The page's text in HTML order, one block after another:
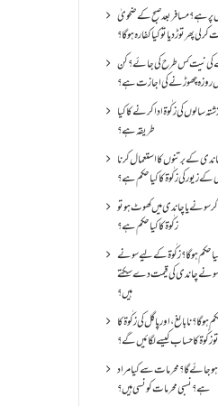
ہے؟ مسافر بعد صبح کے ضحویٰ
توڑ دیا تو کیا کفارہ ہو گا؟
نیت کس طرح کی جائے؟ کن
روزہ چھوڑنے کی اجازت ہے؟
سالوں کی زکٰوۃ ادا کرنے کا کیا
طریقہ ہے؟
کے برتنوں کا استعمال کرنا
کے زیور کی زکٰوۃ کا کیا حکم ہے؟
سونے یا چاندی میں کھوٹ ہو تو
زکٰوۃ کا کیا حکم ہے؟
حکم ہو گا؟ زکٰوۃ کے لیے سونے
سونے چاندی کی قیمت دے سکتے
ہیں؟
نا بالغ ، اور پاگل کی زکٰوۃ کا
کا حساب کیسے لگائیں گے؟
جائے گا؟ محرمات سے کیا مراد
ہے؟ نسبی محرمات کونسی ہیں؟